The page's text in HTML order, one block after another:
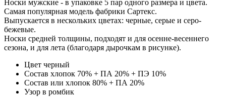
Носки мужские - в упаковке 5 пар одного размера и цвета.
Самая популярная модель фабрики Сартекс.
Выпускается в нескольких цветах: черные, серые и серо-
бежевые.
Носки средней толщины, подходят и для осенне-весеннего
сезона, и для лета (благодаря дырочкам в рисунке).
Цвет черный
Состав хлопок 70% + ПА 20% + ПЭ 10%
Состав или хлопок 80% + ПА 20%
Узор в ромбик